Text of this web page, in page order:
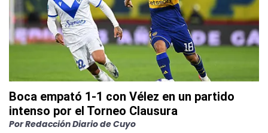
Boca empató 1-1 con Vélez en un partido
intenso por el Torneo Clausura
PorRedacción Diario de Cuyo